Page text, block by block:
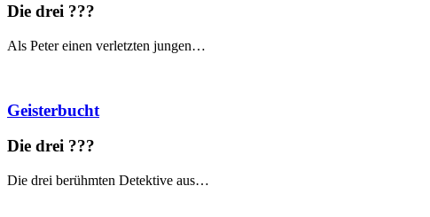
Die drei ???
Als Peter einen verletzten jungen…
Geisterbucht
Die drei ???
Die drei berühmten Detektive aus…